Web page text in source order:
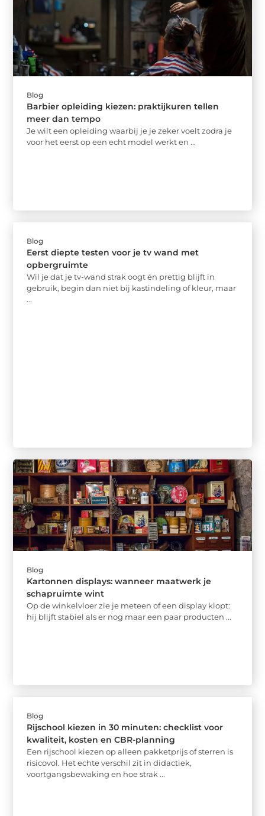
Blog
Barbier opleiding kiezen: praktijkuren tellen
meer dan tempo
Je wilt een opleiding waarbij je je zeker voelt zodra je
voor het eerst op een echt model werkt en ...
Blog
Eerst diepte testen voor je tv wand met
opbergruimte
Wil je dat je tv-wand strak oogt én prettig blijft in
gebruik, begin dan niet bij kastindeling of kleur, maar
...
Blog
Kartonnen displays: wanneer maatwerk je
schapruimte wint
Op de winkelvloer zie je meteen of een display klopt:
hij blijft stabiel als er nog maar een paar producten ...
Blog
Rijschool kiezen in 30 minuten: checklist voor
kwaliteit, kosten en CBR-planning
Een rijschool kiezen op alleen pakketprijs of sterren is
risicovol. Het echte verschil zit in didactiek,
voortgangsbewaking en hoe strak ...